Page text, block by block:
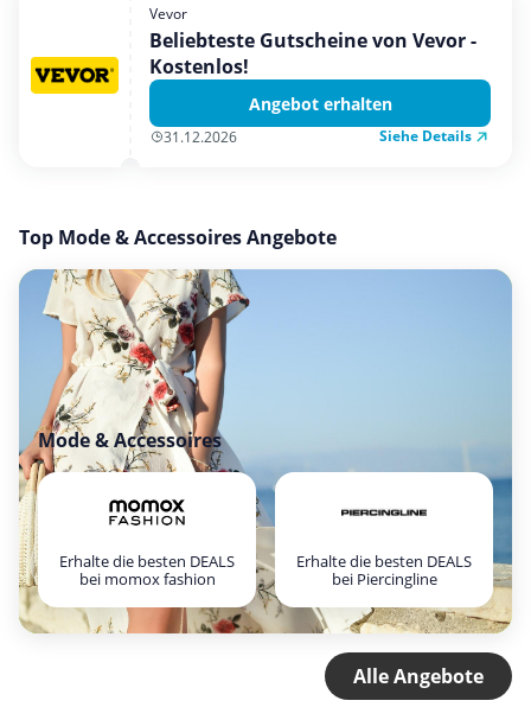
Vevor
Beliebteste Gutscheine von Vevor -
Kostenlos!
Angebot erhalten
31.12.2026 Siehe Details
Top Mode & Accessoires Angebote
Mode & Accessoires
Erhalte die besten DEALS
bei momox fashion
Erhalte die besten DEALS
bei Piercingline
Alle Angebote